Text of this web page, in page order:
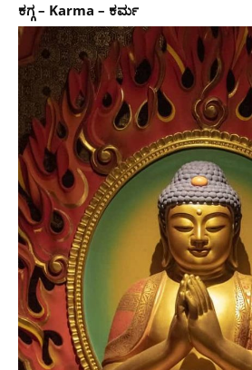
ಕಗ್ಗ – Karma – ಕರ್ಮ